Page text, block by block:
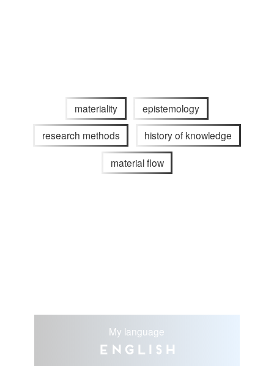
materiality epistemology
research methods history of knowledge
material flow
My language
English